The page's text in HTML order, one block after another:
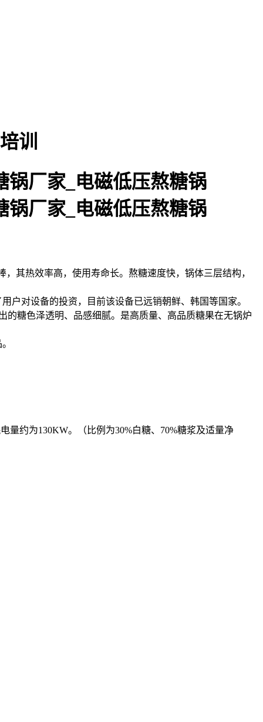
训
其热效率高，使用寿命长。熬糖速度快，锅体三层结构，
户对设备的投资，目前该设备已远销朝鲜、韩国等国家。
的糖色泽透明、品感细腻。是高质量、高品质糖果在无锅炉
量约为130KW。（比例为30%白糖、70%糖浆及适量净